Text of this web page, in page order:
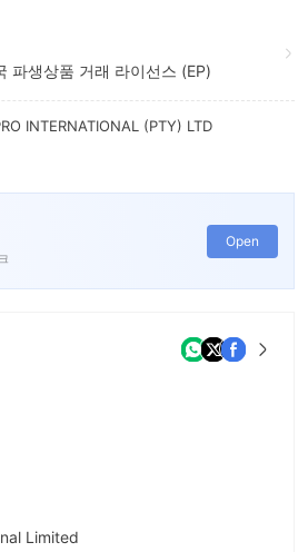
파생상품 거래 라이선스 (EP)
INTERNATIONAL (PTY) LTD
Open
Limited